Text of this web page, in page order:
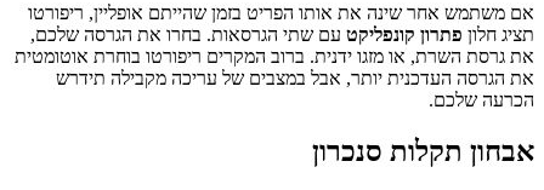
אם משתמש אחר שינה את אותו הפריט בזמן שהייתם אופליין, ריפורטו
תציג חלון פתרון קונפליקט עם שתי הגרסאות. בחרו את הגרסה שלכם,
את גרסת השרת, או מזגו ידנית. ברוב המקרים ריפורטו בוחרת אוטומטית
את הגרסה העדכנית יותר, אבל במצבים של עריכה מקבילה תידרש
הכרעה שלכם.
אבחון תקלות סנכרון